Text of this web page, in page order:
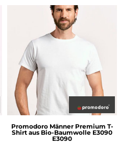
Promodoro Männer Premium T-
Shirt aus Bio-Baumwolle E3090
E3090